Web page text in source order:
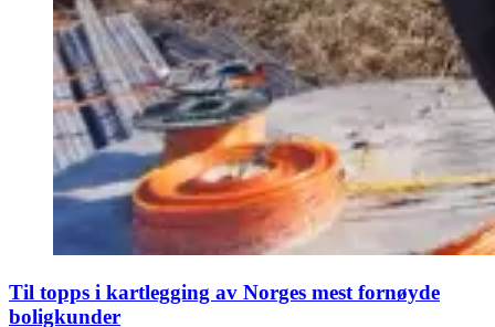
Til topps i kartlegging av Norges mest fornøyde
boligkunder